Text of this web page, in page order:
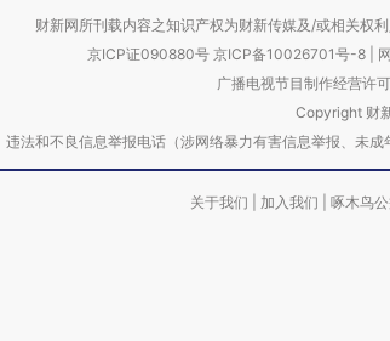
财新网所刊载内容之知识产权为财新传媒及/或相关权
京ICP证090880号 京ICP备10026701号-8
广播电视节目制作经营许
Copyright 财
违法和不良信息举报电话（涉网络暴力有害信息举报、
关于我们 加入我们 啄木鸟